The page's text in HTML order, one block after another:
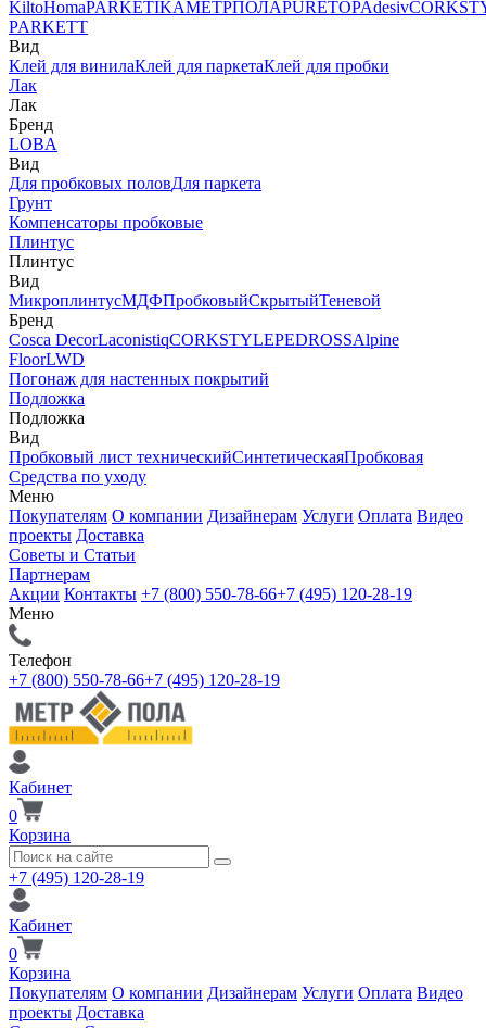
KiltoHomaPARKETIKAМЕТРПОЛАPURETOPAdesiv
PARKETT
Вид
Клей для винилаКлей для паркетаКлей для пробки
Лак
Лак
Бренд
LOBA
Вид
Для пробковых половДля паркета
Грунт
Компенсаторы пробковые
Плинтус
Плинтус
Вид
МикроплинтусМДФПробковыйСкрытыйТеневой
Бренд
Cosca DecorLaconistiqCORKSTYLEPEDROSSAlpine
FloorLWD
Погонаж для настенных покрытий
Подложка
Подложка
Вид
Пробковый лист техническийСинтетическаяПробковая
Средства по уходу
Меню
Покупателям О компании Дизайнерам Услуги Оплата Видео
проекты Доставка
Советы и Статьи
Партнерам
Акции Контакты +7 (800) 550-78-66+7 (495) 120-28-19
Меню
Телефон
+7 (800) 550-78-66+7 (495) 120-28-19
Кабинет
0
Корзина
+7 (495) 120-28-19
Кабинет
0
Корзина
Покупателям О компании Дизайнерам Услуги Оплата Видео
проекты Доставка